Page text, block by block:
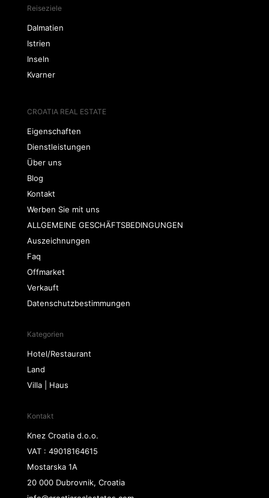
Reiseziele
Dalmatien
Istrien
Inseln
Kvarner
CROATIA REAL ESTATE
Eigenschaften
Dienstleistungen
Über uns
Blog
Kontakt
Werben Sie mit uns
ALLGEMEINE GESCHÄFTSBEDINGUNGEN
Auszeichnungen
Faq
Offmarket
Verkauft
Datenschutzbestimmungen
Kategorien
Hotel/Restaurant
Land
Villa | Haus
Kontakt
Knez Croatia d.o.o.
VAT : 49018164615
Mostarska 1A
20 000 Dubrovnik, Croatia